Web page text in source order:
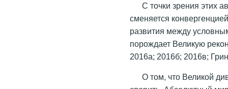
С точки зрения этих
сменяется
развития между
порождает Великую
2016а; 2016б; 2016в;
О том, что Великой